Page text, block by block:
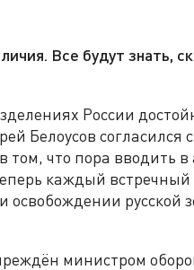
Все будут знать,
России
Белоусов согласился с
том, что пора вводить
каждый встречный
освобождении русской
министром